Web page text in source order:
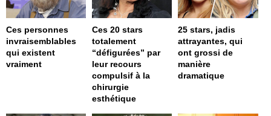
Ces personnes
invraisemblables
qui existent
vraiment
Ces 20 stars
totalement
“défigurées” par
leur recours
compulsif à la
chirurgie
esthétique
25 stars, jadis
attrayantes, qui
ont grossi de
manière
dramatique